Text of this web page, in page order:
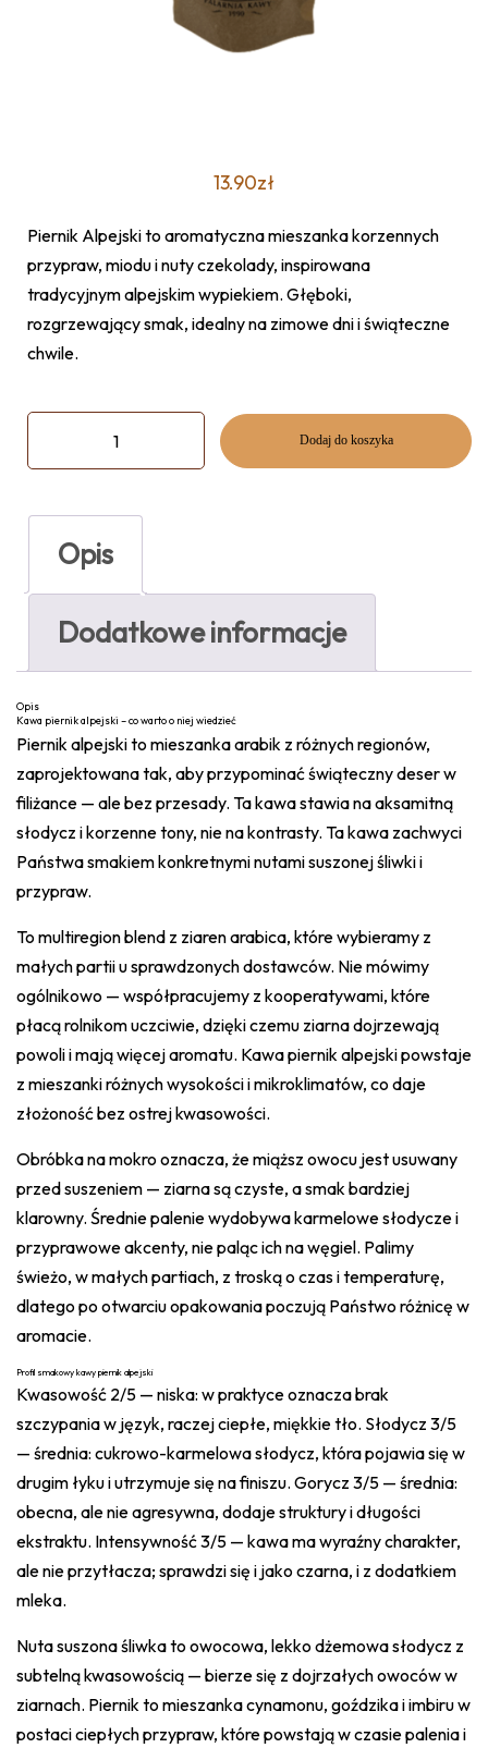
13.90zł
Piernik Alpejski to aromatyczna mieszanka korzennych
przypraw, miodu i nuty czekolady, inspirowana
tradycyjnym alpejskim wypiekiem. Głęboki,
rozgrzewający smak, idealny na zimowe dni i świąteczne
chwile.
Dodaj do koszyka
Opis
Dodatkowe informacje
Opis
Kawa piernik alpejski – co warto o niej wiedzieć
Piernik alpejski to mieszanka arabik z różnych regionów,
zaprojektowana tak, aby przypominać świąteczny deser w
filiżance — ale bez przesady. Ta kawa stawia na aksamitną
słodycz i korzenne tony, nie na kontrasty. Ta kawa zachwyci
Państwa smakiem konkretnymi nutami suszonej śliwki i
przypraw.
To multiregion blend z ziaren arabica, które wybieramy z
małych partii u sprawdzonych dostawców. Nie mówimy
ogólnikowo — współpracujemy z kooperatywami, które
płacą rolnikom uczciwie, dzięki czemu ziarna dojrzewają
powoli i mają więcej aromatu. Kawa piernik alpejski powstaje
z mieszanki różnych wysokości i mikroklimatów, co daje
złożoność bez ostrej kwasowości.
Obróbka na mokro oznacza, że miąższ owocu jest usuwany
przed suszeniem — ziarna są czyste, a smak bardziej
klarowny. Średnie palenie wydobywa karmelowe słodycze i
przyprawowe akcenty, nie paląc ich na węgiel. Palimy
świeżo, w małych partiach, z troską o czas i temperaturę,
dlatego po otwarciu opakowania poczują Państwo różnicę w
aromacie.
Profil smakowy kawy piernik alpejski
Kwasowość 2/5 — niska: w praktyce oznacza brak
szczypania w język, raczej ciepłe, miękkie tło. Słodycz 3/5
— średnia: cukrowo-karmelowa słodycz, która pojawia się w
drugim łyku i utrzymuje się na finiszu. Gorycz 3/5 — średnia:
obecna, ale nie agresywna, dodaje struktury i długości
ekstraktu. Intensywność 3/5 — kawa ma wyraźny charakter,
ale nie przytłacza; sprawdzi się i jako czarna, i z dodatkiem
mleka.
Nuta suszona śliwka to owocowa, lekko dżemowa słodycz z
subtelną kwasowością — bierze się z dojrzałych owoców w
ziarnach. Piernik to mieszanka cynamonu, goździka i imbiru w
postaci ciepłych przypraw, które powstają w czasie palenia i